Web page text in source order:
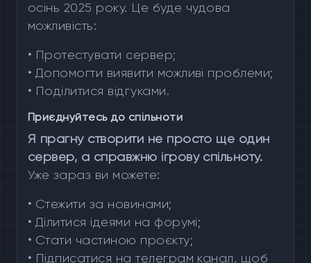
осінь 2025 року. Це буде чудова
можливість:
• Протестувати сервер;
• Допомогти виявити можливі проблеми;
• Поділитися відгуками.
Приєднуйтесь до спільноти
Я прагну створити не просто ще один
сервер, а справжню ігрову спільноту.
Уже зараз ви можете:
• Стежити за новинами;
• Ділитися ідеями на форумі;
• Стати частиною проєкту;
• Підписатися нателеграм канал, щоб